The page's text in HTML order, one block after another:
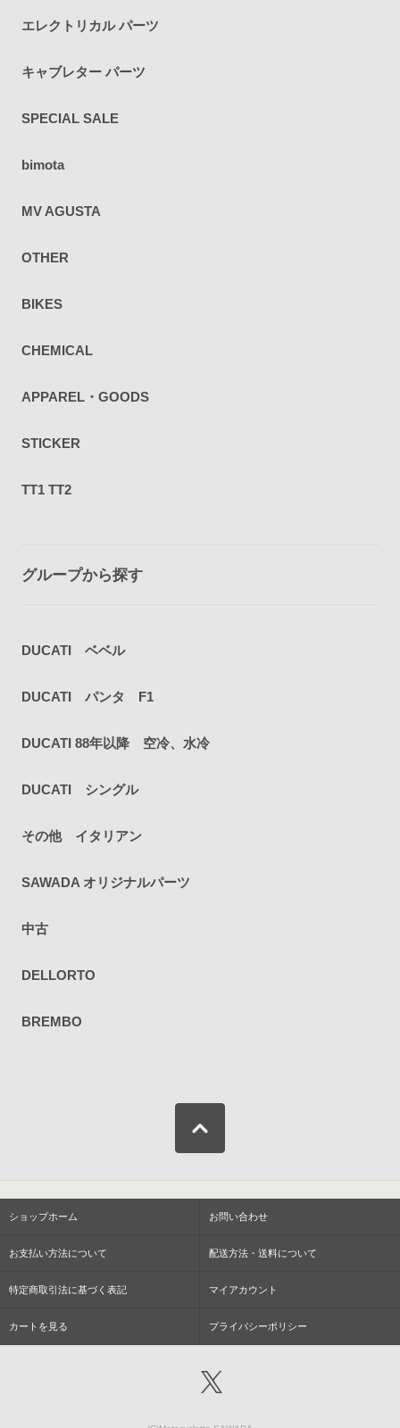
エレクトリカル パーツ
キャブレター パーツ
SPECIAL SALE
bimota
MV AGUSTA
OTHER
BIKES
CHEMICAL
APPAREL・GOODS
STICKER
TT1 TT2
グループから探す
DUCATI ベベル
DUCATI パンタ F1
DUCATI 88年以降 空冷、水冷
DUCATI シングル
その他 イタリアン
SAWADA オリジナルパーツ
中古
DELLORTO
BREMBO
ショップホーム お問い合わせ
お支払い方法について 配送方法・送料について
特定商取引法に基づく表記 マイアカウント
カートを見る プライバシーポリシー